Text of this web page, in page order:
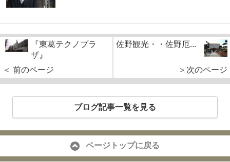
『東葛テクノプラ
ザ』
＜ 前のページ
佐野観光・・佐野厄...
＞次のページ
ブログ記事一覧を見る
ページトップに戻る